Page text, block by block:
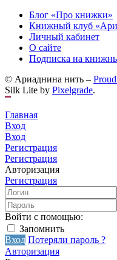
Блог «Про книжки»
Книжный клуб
Личный кабинет
О сайте
Подписка на
© Ариаднина нить –
Silk Lite by Pixelgrade.
Главная
Вход
Вход
Регистрация
Регистрация
Авторизация
Регистрация
Войти с помощью:
Запомнить
Вход Потеряли пароль ?
Авторизация